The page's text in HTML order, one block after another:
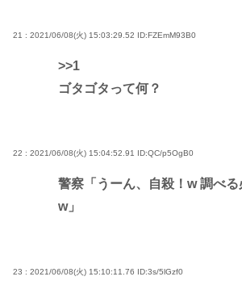
21 : 2021/06/08(火) 15:03:29.52 ID:FZEmM93B0
>>1
ゴタゴタって何？
22 : 2021/06/08(火) 15:04:52.91 ID:QC/p5OgB0
警察「うーん、自殺！w 調べる
w」
23 : 2021/06/08(火) 15:10:11.76 ID:3s/5lGzf0